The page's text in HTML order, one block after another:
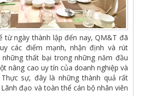
từ ngày thành lập đến nay, QM&T đã
các điểm mạnh, nhận định và rút
thất bại trong những năm đầu
nâng cao uy tín của doanh nghiệp và
sự, đây là những thành quả rất
đạo và toàn thể cán bộ nhân viên